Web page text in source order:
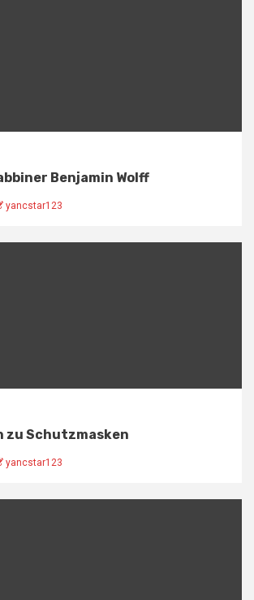
Benjamin Wolff
yancstar123
Schutzmasken
yancstar123